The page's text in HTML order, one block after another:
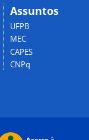
Assuntos
UFPB
MEC
CAPES
CNPq